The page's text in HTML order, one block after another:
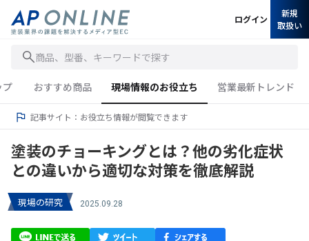
商品、型番、キーワードで探す
ログイン
新規
取扱い
プ おすすめ商品 現場情報のお役立ち 営業最新トレンド
記事サイト：お役立ち情報が閲覧できます
塗装のチョーキングとは？他の劣化症状
との違いから適切な対策を徹底解説
現場の研究 2025.09.28